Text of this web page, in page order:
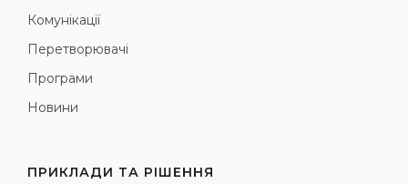
Комунікації
Перетворювачі
Програми
Новини
ПРИКЛАДИ ТА РІШЕННЯ